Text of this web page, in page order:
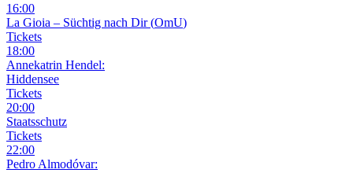
16:00
La Gioia – Süchtig nach Dir (OmU)
Tickets
18:00
Annekatrin Hendel:
Hiddensee
Tickets
20:00
Staatsschutz
Tickets
22:00
Pedro Almodóvar: